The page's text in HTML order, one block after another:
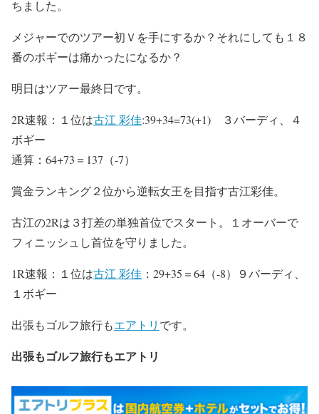
ちました。
メジャーでのツアー初Ｖを手にするか？それにしても１８
番のボギーは痛かったになるか？
明日はツアー最終日です。
2R速報：１位は古江 彩佳:39+34=73(+1) ３バーディ、４
ボギー
通算：64+73＝137（-7）
賞金ランキング２位から逆転女王を目指す古江彩佳。
古江の2Rは３打差の単独首位でスタート。１オーバーで
フィニッシュし首位を守りました。
1R速報：１位は古江 彩佳 ：29+35＝64（-8）９バーディ、
１ボギー
出張もゴルフ旅行もエアトリ です。
出張もゴルフ旅行もエアトリ